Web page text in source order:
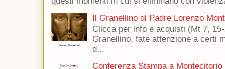
Il Granellino di Padre Lorenzo
Clicca per info e acquisti (Mt 7,
Granellino, fate attenzione a certi
d...
Conferenza Stampa a Montecitorio